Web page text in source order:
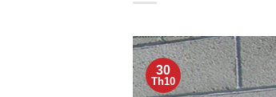
30
Th10